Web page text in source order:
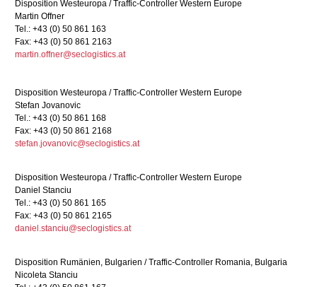
Disposition Westeuropa / Traffic-Controller Western Europe
Martin Offner
Tel.: +43 (0) 50 861 163
Fax: +43 (0) 50 861 2163
martin.offner@seclogistics.at
Disposition Westeuropa / Traffic-Controller Western Europe
Stefan Jovanovic
Tel.: +43 (0) 50 861 168
Fax: +43 (0) 50 861 2168
stefan.jovanovic@seclogistics.at
Disposition Westeuropa / Traffic-Controller Western Europe
Daniel Stanciu
Tel.: +43 (0) 50 861 165
Fax: +43 (0) 50 861 2165
daniel.stanciu@seclogistics.at
Disposition Rumänien, Bulgarien / Traffic-Controller Romania, Bulgaria
Nicoleta Stanciu